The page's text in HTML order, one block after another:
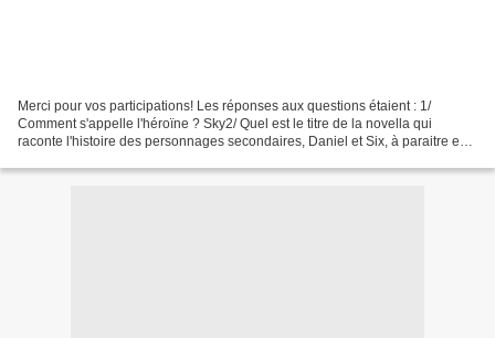
Merci pour vos participations! Les réponses aux questions étaient : 1/
Comment s'appelle l'héroïne ? Sky2/ Quel est le titre de la novella qui
raconte l'histoire des personnages secondaires, Daniel et Six, à paraitre en